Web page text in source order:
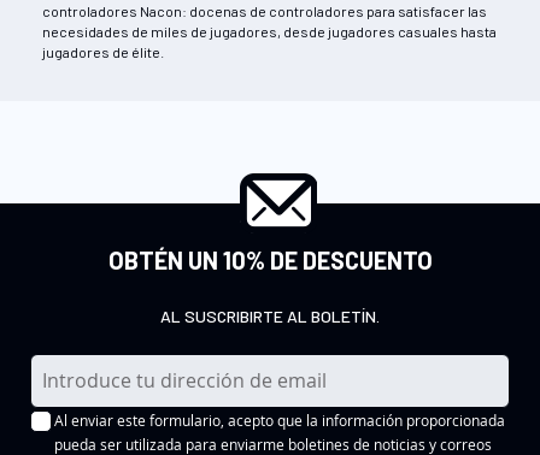
controladores Nacon: docenas de controladores para satisfacer las
necesidades de miles de jugadores, desde jugadores casuales hasta
jugadores de élite.
OBTÉN UN 10% DE DESCUENTO
AL SUSCRIBIRTE AL BOLETÍN.
I
n
s
Al enviar este formulario, acepto que la información proporcionada
pueda ser utilizada para enviarme boletines de noticias y correos